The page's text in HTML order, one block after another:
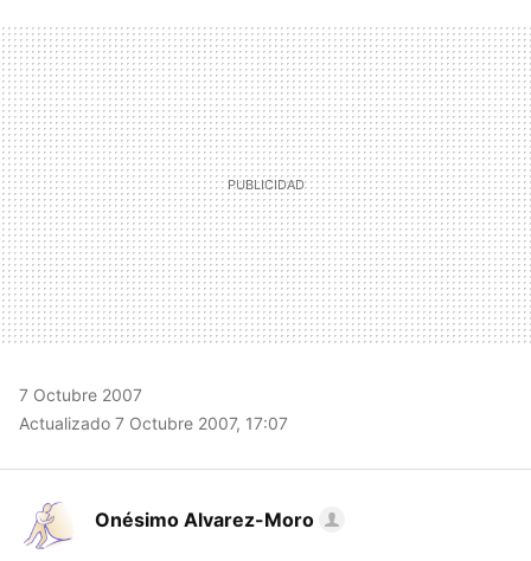
MAIL
7 Octubre 2007
Actualizado 7 Octubre 2007, 17:07
Onésimo Alvarez-Moro